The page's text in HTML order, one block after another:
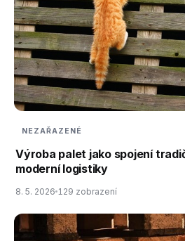
NEZAŘAZENÉ
Výroba palet jako spojení
moderní logistiky
8. 5. 2026 129 zobrazení